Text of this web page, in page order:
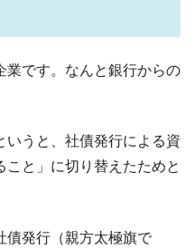
ン問題は合衆国企業に対
室長･金容範、株価暴落に
イニックス』2026年2Qの
前年同期比13.4倍に。
市場の暴落・本日07月29
業です。なんと銀行からの
いうと、社債発行による資
と」に切り替えたためと
債発行（親方太極旗で